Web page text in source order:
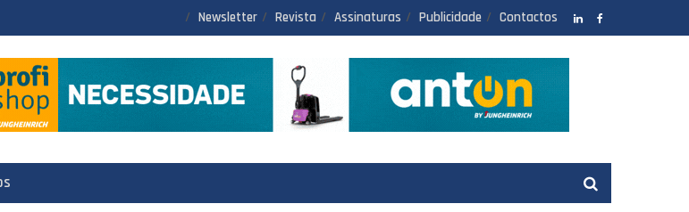
Newsletter Revista Assinaturas Publicidade Contactos